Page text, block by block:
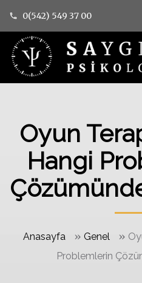
0(542) 549 37 00
Oyun
Hangi
Anasayfa » Genel »
Problemlerin